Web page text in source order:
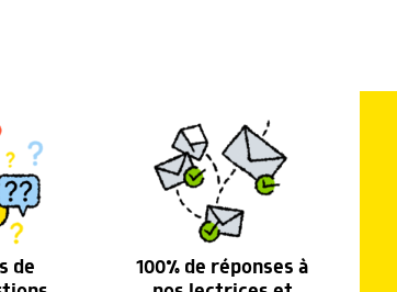
de
100% de réponses à